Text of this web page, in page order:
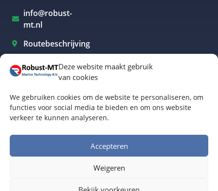
Deze website maakt gebruik
van cookies
We gebruiken cookies om de website te personaliseren, om
functies voor social media te bieden en om ons website
verkeer te kunnen analyseren.
Accepteren
Weigeren
info@robust-
mt.nl
Routebeschrijving
Elektrisch varen Westland
Elektrisch varen Rotterdam
Elektrisch varen Amsterdam
Elektrisch varen Friesland